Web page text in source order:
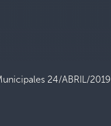
24/ABRIL/2019